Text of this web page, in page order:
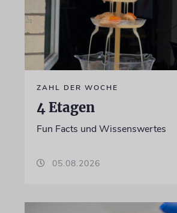
ZAHL DER WOCHE
4 Etagen
Fun Facts und Wissenswertes
05.08.2026